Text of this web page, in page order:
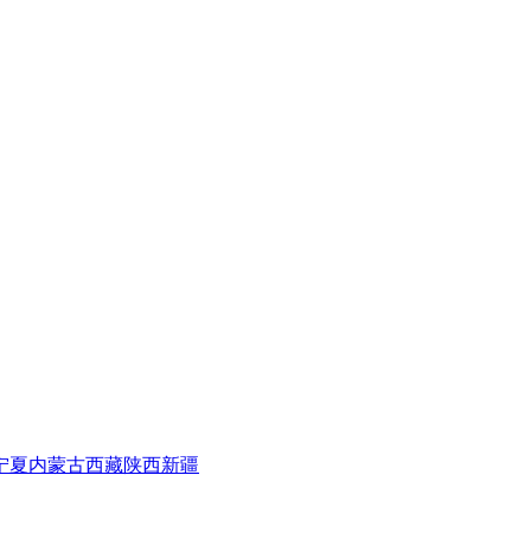
夏内蒙古西藏陕西新疆